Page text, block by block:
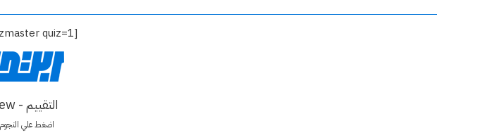
[mlw_quizmaster quiz=1]
التقييم - Review
اضغط علي النجوم